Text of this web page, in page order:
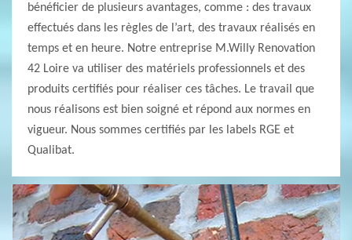
bénéficier de plusieurs avantages, comme : des travaux
effectués dans les règles de l’art, des travaux réalisés en
temps et en heure. Notre entreprise M.Willy Renovation
42 Loire va utiliser des matériels professionnels et des
produits certifiés pour réaliser ces tâches. Le travail que
nous réalisons est bien soigné et répond aux normes en
vigueur. Nous sommes certifiés par les labels RGE et
Qualibat.